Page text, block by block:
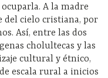
A la madre
del cielo cristiana, por
Así, entre las dos
cholultecas y las
cultural y étnico,
escala rural a inicios